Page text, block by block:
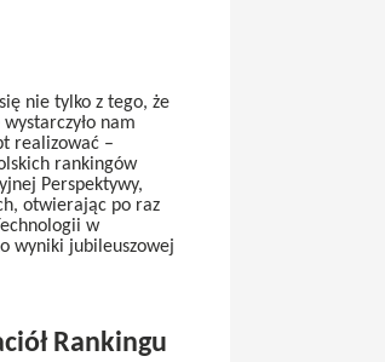
nie tylko z tego, że
nam
realizować –
rankingów
Perspektywy,
otwierając po raz
w
wyniki jubileuszowej
Rankingu